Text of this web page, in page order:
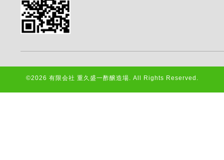
©2026 有限会社 重久盛一酢醸造場. All Rights Reserved.